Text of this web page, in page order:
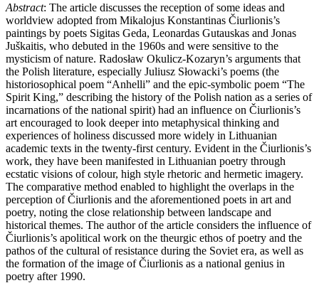
Abstract: The article discusses the reception of some ideas and
worldview adopted from Mikalojus Konstantinas Čiurlionis’s
paintings by poets Sigitas Geda, Leonardas Gutauskas and Jonas
Juškaitis, who debuted in the 1960s and were sensitive to the
mysticism of nature. Radosław Okulicz-Kozaryn’s arguments that
the Polish literature, especially Juliusz Słowacki’s poems (the
historiosophical poem “Anhelli” and the epic-symbolic poem “The
Spirit King,” describing the history of the Polish nation as a series of
incarnations of the national spirit) had an influence on Čiurlionis’s
art encouraged to look deeper into metaphysical thinking and
experiences of holiness discussed more widely in Lithuanian
academic texts in the twenty-first century. Evident in the Čiurlionis’s
work, they have been manifested in Lithuanian poetry through
ecstatic visions of colour, high style rhetoric and hermetic imagery.
The comparative method enabled to highlight the overlaps in the
perception of Čiurlionis and the aforementioned poets in art and
poetry, noting the close relationship between landscape and
historical themes. The author of the article considers the influence of
Čiurlionis’s apolitical work on the theurgic ethos of poetry and the
pathos of the cultural of resistance during the Soviet era, as well as
the formation of the image of Čiurlionis as a national genius in
poetry after 1990.